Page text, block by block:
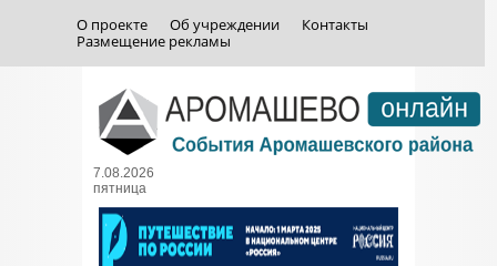
О проекте Об учреждении
Контакты
Размещение рекламы
7.08.2026
пятница